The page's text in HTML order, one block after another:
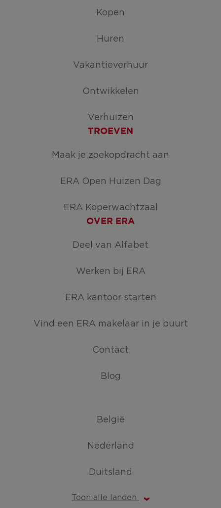
Kopen
Huren
Vakantieverhuur
Ontwikkelen
Verhuizen
TROEVEN
Maak je zoekopdracht aan
ERA Open Huizen Dag
ERA Koperwachtzaal
OVER ERA
Deel van Alfabet
Werken bij ERA
ERA kantoor starten
Vind een ERA makelaar in je buurt
Contact
Blog
België
Nederland
Duitsland
Toon alle landen